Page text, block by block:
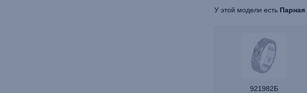
У этой модели есть
921982Б